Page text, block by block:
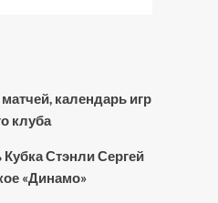
календарь игр
клуба
Стэнли Сергей
«Динамо»